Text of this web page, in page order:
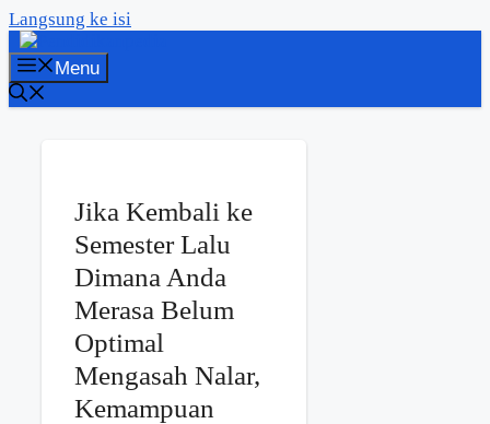
Langsung ke isi
Menu
Jika Kembali ke
Semester Lalu
Dimana Anda
Merasa Belum
Optimal
Mengasah Nalar,
Kemampuan